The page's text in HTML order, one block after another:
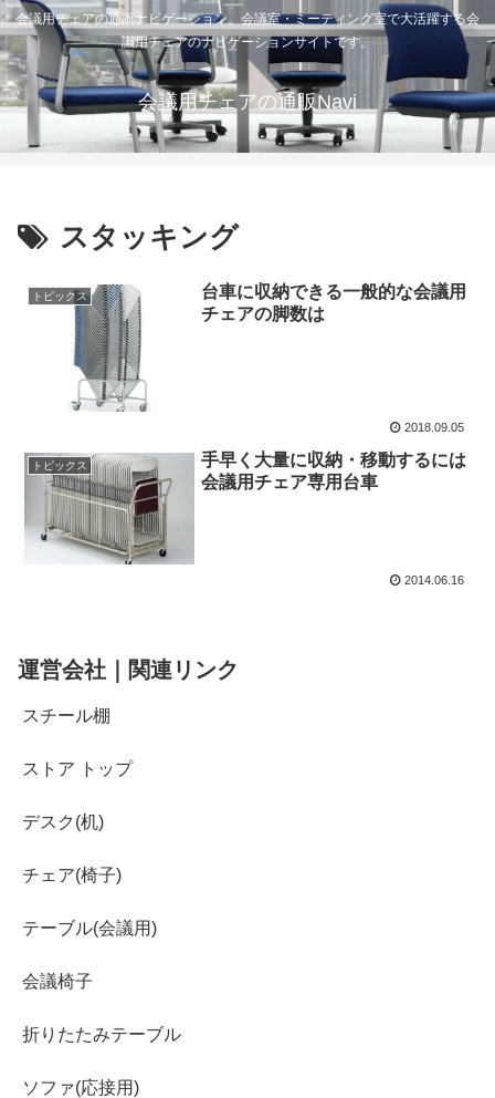
会議用チェアの通販ナビゲーション。会議室・ミーティング室で大活躍する会
議用チェアのナビゲーションサイトです。
会議用チェアの通販Navi
スタッキング
トピックス
台車に収納できる一般的な会議用
チェアの脚数は
2018.09.05
トピックス
手早く大量に収納・移動するには
会議用チェア専用台車
2014.06.16
運営会社｜関連リンク
スチール棚
ストア トップ
デスク(机)
チェア(椅子)
テーブル(会議用)
会議椅子
折りたたみテーブル
ソファ(応接用)